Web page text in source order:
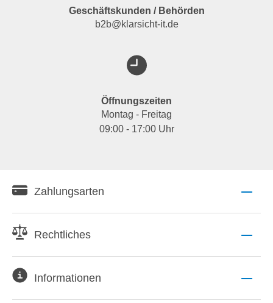
Geschäftskunden / Behörden
b2b@klarsicht-it.de
Öffnungszeiten
Montag - Freitag
09:00 - 17:00 Uhr
Zahlungsarten
Rechtliches
Informationen